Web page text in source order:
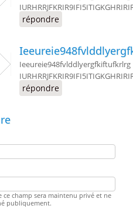
répondre
Ieeureie948fvlddlyergfkiftufkrlrg
répondre
ce champ sera maintenu privé et ne
publiquement.